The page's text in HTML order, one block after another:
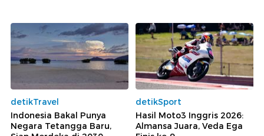
detikTravel
Indonesia Bakal Punya
Negara Tetangga Baru,
detikSport
Hasil Moto3 Inggris 2026:
Almansa Juara, Veda Ega